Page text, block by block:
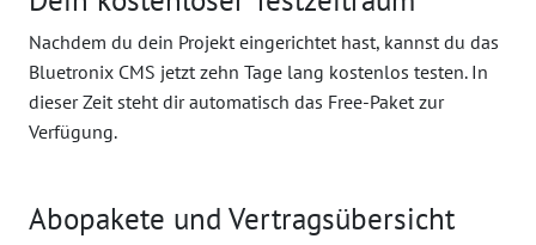
Nachdem du dein Projekt eingerichtet hast, kannst du das
Bluetronix CMS jetzt zehn Tage lang kostenlos testen. In
dieser Zeit steht dir automatisch das Free-Paket zur
Verfügung.
Abopakete und Vertragsübersicht